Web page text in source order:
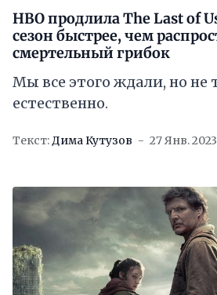
HBO продлила The Last of
сезон быстрее, чем
смертельный грибок
Мы все этого ждали, но не
естественно.
Текст:Дима Кутузов 27 Янв. 2023